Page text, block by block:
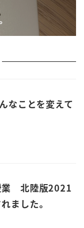
なことを変えて
業 北陸版2021
ました。